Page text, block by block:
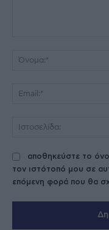
αποθηκεύστε το
τον ιστότοπό μου σε
επόμενη φορά που θα